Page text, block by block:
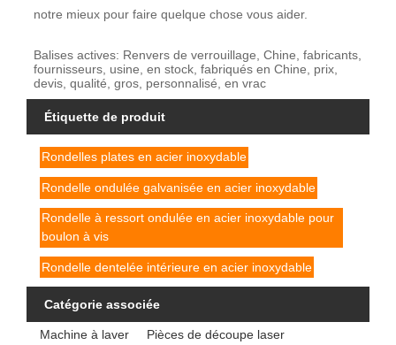
notre mieux pour faire quelque chose vous aider.
Balises actives: Renvers de verrouillage, Chine, fabricants,
fournisseurs, usine, en stock, fabriqués en Chine, prix,
devis, qualité, gros, personnalisé, en vrac
Étiquette de produit
Rondelles plates en acier inoxydable
Rondelle ondulée galvanisée en acier inoxydable
Rondelle à ressort ondulée en acier inoxydable pour
boulon à vis
Rondelle dentelée intérieure en acier inoxydable
Catégorie associée
Machine à laver
Pièces de découpe laser